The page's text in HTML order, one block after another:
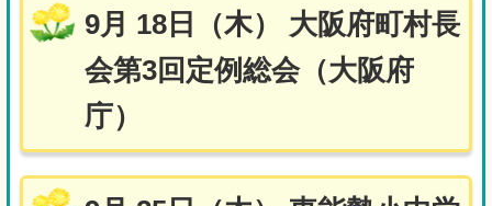
9月 18日（木） 大阪府町村長
会第3回定例総会（大阪府
庁）